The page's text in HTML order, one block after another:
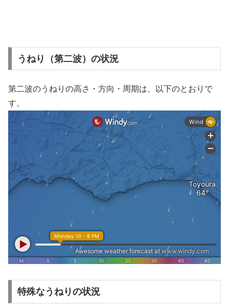
うねり（第二波）の状況
第二波のうねりの高さ・方向・周期は、以下のとおりで
す。
特殊なうねりの状況